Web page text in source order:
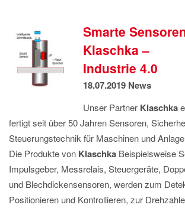
DATENSCHUTZSmarte
Klaschka –
Industrie 4.0
18.07.2019 News
Unser Partner Klaschka
fertigt seit über 50 Jahren Sensoren,
Steuerungstechnik für Maschinen und
Die Produkte von Klaschka Beispielsweise
Impulsgeber, Messrelais, Steuergeräte,
und Blechdickensensoren, werden zum
Positionieren und Kontrollieren, zur